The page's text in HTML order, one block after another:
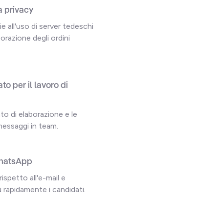
privacy
all'uso di server tedeschi
degli ordini
per il lavoro di
di elaborazione e le
in team.
all'e-mail e
i candidati.